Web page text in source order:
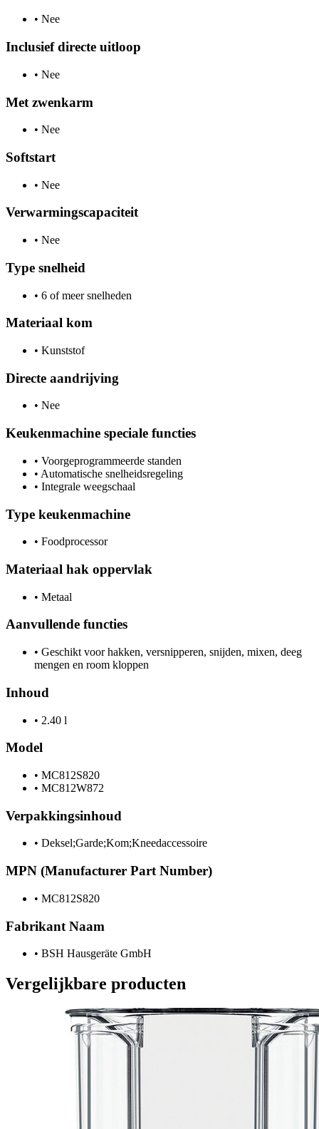
• Nee
Inclusief directe uitloop
• Nee
Met zwenkarm
• Nee
Softstart
• Nee
Verwarmingscapaciteit
• Nee
Type snelheid
• 6 of meer snelheden
Materiaal kom
• Kunststof
Directe aandrijving
• Nee
Keukenmachine speciale functies
• Voorgeprogrammeerde standen
• Automatische snelheidsregeling
• Integrale weegschaal
Type keukenmachine
• Foodprocessor
Materiaal hak oppervlak
• Metaal
Aanvullende functies
• Geschikt voor hakken, versnipperen, snijden, mixen, deeg
mengen en room kloppen
Inhoud
• 2.40 l
Model
• MC812S820
• MC812W872
Verpakkingsinhoud
• Deksel;Garde;Kom;Kneedaccessoire
MPN (Manufacturer Part Number)
• MC812S820
Fabrikant Naam
• BSH Hausgeräte GmbH
Vergelijkbare producten